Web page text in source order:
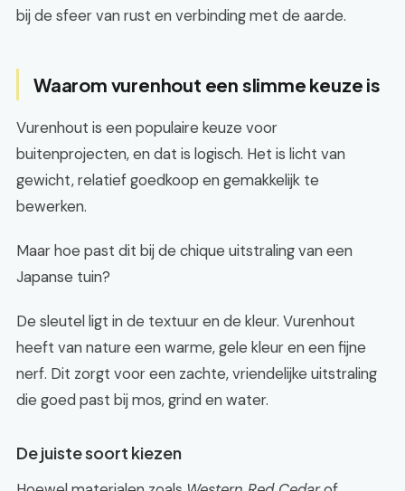
bij de sfeer van rust en verbinding met de aarde.
Waarom vurenhout een slimme keuze is
Vurenhout is een populaire keuze voor
buitenprojecten, en dat is logisch. Het is licht van
gewicht, relatief goedkoop en gemakkelijk te
bewerken.
Maar hoe past dit bij de chique uitstraling van een
Japanse tuin?
De sleutel ligt in de textuur en de kleur. Vurenhout
heeft van nature een warme, gele kleur en een fijne
nerf. Dit zorgt voor een zachte, vriendelijke uitstraling
die goed past bij mos, grind en water.
De juiste soort kiezen